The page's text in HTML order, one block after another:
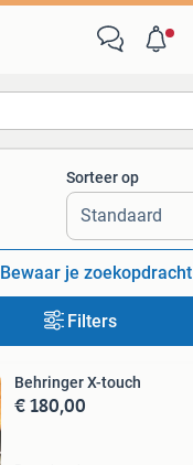
Alle afstanden…
Sorteer op
Bewaar je zoekopdracht
Filters
Behringer X-touch
€ 180,00